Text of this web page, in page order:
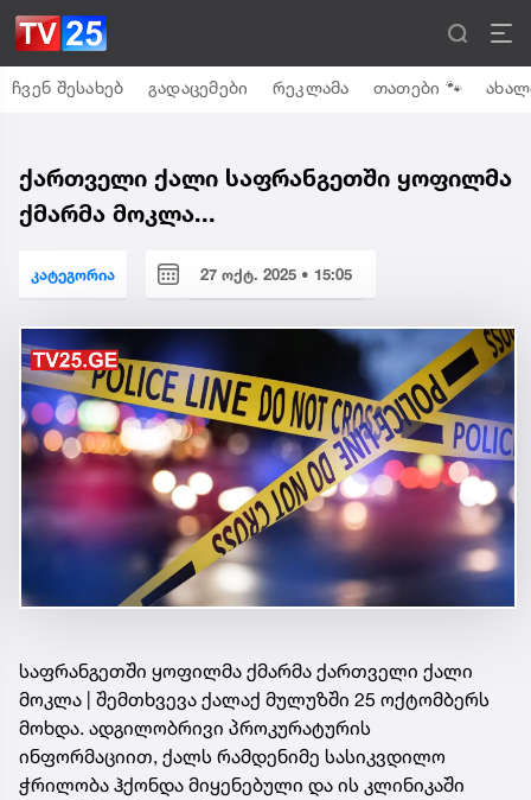
ჩვენ შესახებ გადაცემები რეკლამა თათები 🐾
ქართველი ქალი საფრანგეთში ყოფილმა
ქმარმა მოკლა...
კატეგორია 27 ოქტ. 2025 • 15:05
საფრანგეთში ყოფილმა ქმარმა ქართველი ქალი
მოკლა | შემთხვევა ქალაქ მულუზში 25 ოქტომბერს
მოხდა. ადგილობრივი პროკურატურის
ინფორმაციით, ქალს რამდენიმე სასიკვდილო
ჭრილობა ჰქონდა მიყენებული და ის კლინიკაში